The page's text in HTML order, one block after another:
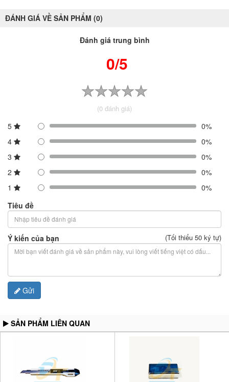
ĐÁNH GIÁ VỀ SẢN PHẨM (0)
Đánh giá trung bình
0/5
(0 đánh giá)
5
0%
4
0%
3
0%
2
0%
1
0%
Tiêu đề
Ý kiến của bạn (Tối thiểu 50 ký tự)
Gửi
SẢN PHẨM LIÊN QUAN